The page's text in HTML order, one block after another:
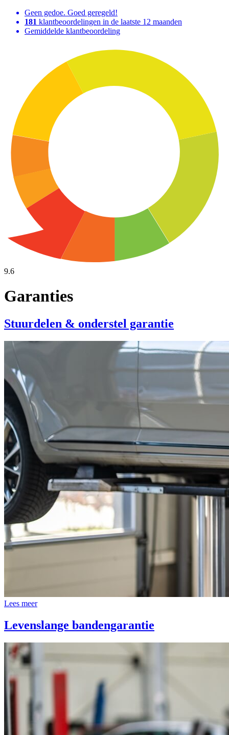
Geen gedoe. Goed geregeld!
181 klantbeoordelingen in de laatste 12 maanden
Gemiddelde klantbeoordeling
9.6
Garanties
Stuurdelen & onderstel garantie
Lees meer
Levenslange bandengarantie